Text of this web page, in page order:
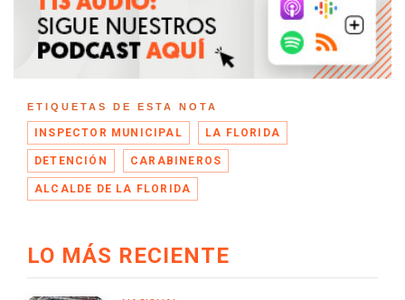
ETIQUETAS DE ESTA NOTA
INSPECTOR MUNICIPAL LA FLORIDA
DETENCIÓN CARABINEROS
ALCALDE DE LA FLORIDA
LO MÁS RECIENTE